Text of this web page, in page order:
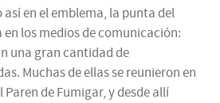
en el emblema, la punta del
los medios de comunicación:
una gran cantidad de
Muchas de ellas se reunieron en
de Fumigar, y desde allí